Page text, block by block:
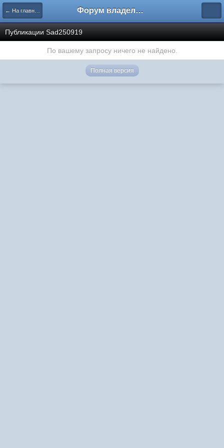
← На главную Форум владельцев интернет-магазинов
Публикации Sad250919
По вашему запросу ничего не найдено.
Полная версия